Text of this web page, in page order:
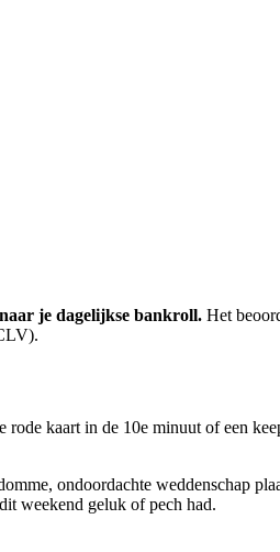
je dagelijkse bankroll. Het
kaart in de 10e minuut of een
ondoordachte weddenschap
weekend geluk of pech had.